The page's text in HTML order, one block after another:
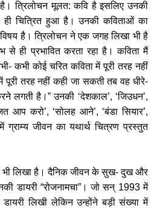
त्रिलोचन मूलत: कवि है इसलिए उनकी
ही चित्रित हुआ है। उनकी कविताओं का
विषय है। त्रिलोचन ने एक जगह लिखा भी है
से ही प्रभावित करता रहा है। कविता मैं
कभी कोई चरित कविता में पूरी तरह नहीं
पूरी तरह नहीं कही जा सकती तब वह धीरे-
लगती है।” उनकी ‘देशकाल’, ‘जिउधन’,
आप करो’, ‘सोलह आने’, ‘बंडा सियार’,
में ग्राम्य जीवन का यथार्थ चित्रण प्रस्तुत
भी लिखा है। दैनिक जीवन के सुख- दुख और
डायरी “रोजनामचा”। जो सन् 1993 में
लिखी लेकिन उन्होंने ब‌ड़ी संख्या में